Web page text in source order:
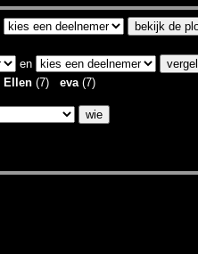
en
Ellen (7) eva (7)